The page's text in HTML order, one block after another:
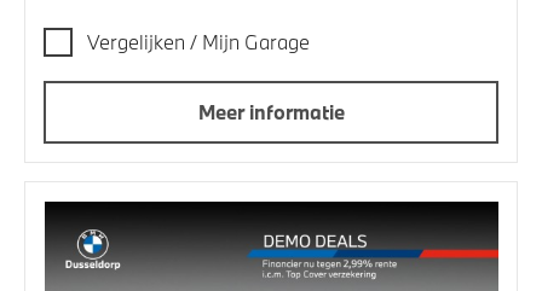
Vergelijken / Mijn Garage
Meer informatie